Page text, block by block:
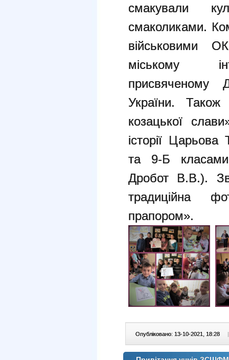
смакували
смаколиками.
військовими
міському
присвяченому
України. Також
козацької
історії
та 9-Б класами
Дробот В.В.).
традиційна
прапором».
Опубліковано: 13-10-2021, 18:28 |